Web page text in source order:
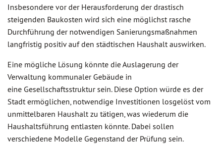
Insbesondere vor der Herausforderung der drastisch
steigenden Baukosten wird sich eine möglichst rasche
Durchführung der notwendigen Sanierungsmaßnahmen
langfristig positiv auf den städtischen Haushalt auswirken.
Eine mögliche Lösung könnte die Auslagerung der
Verwaltung kommunaler Gebäude in
eine Gesellschaftsstruktur sein. Diese Option würde es der
Stadt ermöglichen, notwendige Investitionen losgelöst vom
unmittelbaren Haushalt zu tätigen, was wiederum die
Haushaltsführung entlasten könnte. Dabei sollen
verschiedene Modelle Gegenstand der Prüfung sein.